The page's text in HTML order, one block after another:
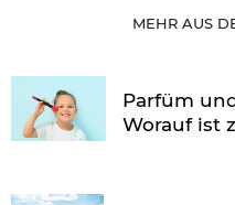
MEHR AUS
Parfüm
Worauf ist